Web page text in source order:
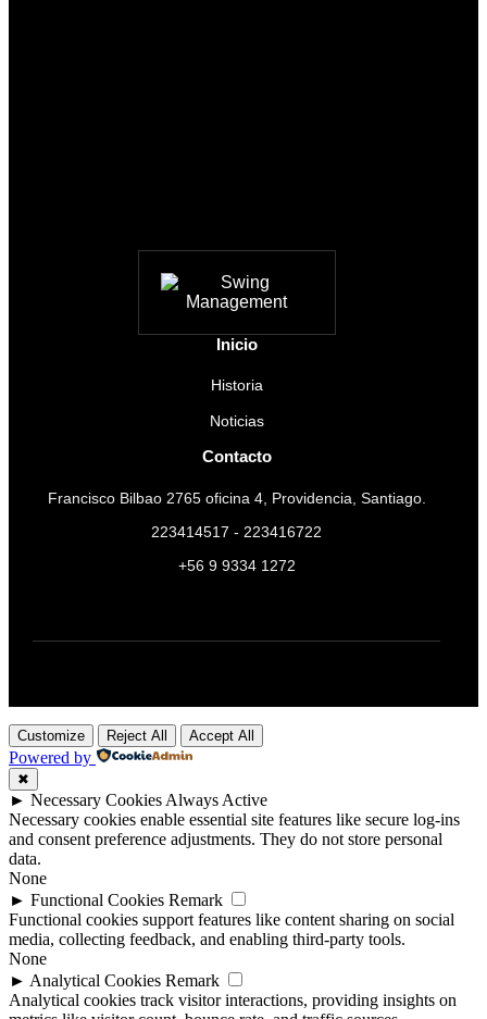
Inicio
Historia
Noticias
Contacto
Francisco Bilbao 2765 oficina 4, Providencia, Santiago.
223414517 - 223416722
+56 9 9334 1272
Customize Reject All Accept All
Powered by
✖
► Necessary Cookies Always Active
Necessary cookies enable essential site features like secure log-ins
and consent preference adjustments. They do not store personal
data.
None
► Functional Cookies Remark
Functional cookies support features like content sharing on social
media, collecting feedback, and enabling third-party tools.
None
► Analytical Cookies Remark
Analytical cookies track visitor interactions, providing insights on